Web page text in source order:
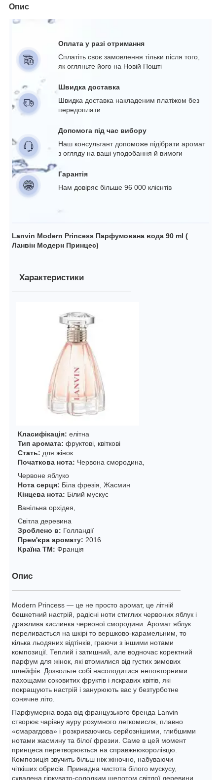
Опис
Оплата у разі отримання
Сплатіть своє замовлення тільки після того,
як огляньте його на Новій Пошті
Швидка доставка
Швидка доставка накладеним платіжом без
передоплати
Допомога під час вибору
Наш консультант допоможе підібрати аромат
з огляду на ваші уподобання й вимоги
Гарантія
Нам довіряє більше 96 000 клієнтів
Lanvin Modern Princess Парфумована вода 90 ml (
Ланвін Модерн Принцес)
Характеристики
Класифікація: елітна
Тип аромата: фруктові, квіткові
Стать: для жінок
Початкова нота: Червона смородина,
Червоне яблуко
Нота серця: Біла фрезія, Жасмин
Кінцева нота: Білий мускус
Ванільна орхідея,
Світла деревина
Зроблено в: Голландії
Прем'єра аромату: 2016
Країна ТМ: Франція
Опис
Modern Princess — це не просто аромат, це літній
бешкетний настрій, радісні ноти стиглих червоних яблук і
дражлива кислинка червоної смородини. Аромат яблук
переливається на шкірі то вершково-карамельним, то
кілька льодяних відтінків, граючи з іншими нотами
композиції. Теплий і затишний, але водночас коректний
парфум для жінок, які втомилися від густих зимових
шлейфів. Дозвольте собі насолодитися неповторними
пахощами соковитих фруктів і яскравих квітів, які
покращують настрій і занурюють вас у безтурботне
сонячне літо.
Парфумерна вода від французького бренда Lanvin
створює чарівну ауру розумного легкомисля, плавно
«смарагдова» і розкриваючись серйознішими, глибшими
нотами жасмину та білої фрезии. Саме в цей момент
принцеса перетворюється на справжнюкоролівцю.
Композиція звучить більш ніж жіночно, набуваючи
чіткіших обрисів. Принадна чистота білого мускусу,
схвалена гіркувато-солодким шепотом світлої деревини